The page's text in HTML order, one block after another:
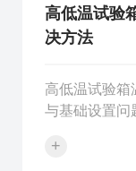
定水泥水化热
高低温试验
决方法
高低温试验箱
与基础设置问
繁跳闸。解
+